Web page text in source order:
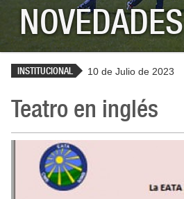
NOVEDADES
INSTITUCIONAL 10 de Julio de 2023
Teatro en inglés